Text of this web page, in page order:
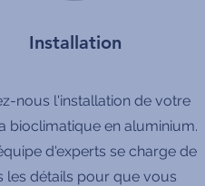
Installation
nous l'installation de votre
bioclimatique en aluminium.
d'experts se charge de
les détails pour que vous